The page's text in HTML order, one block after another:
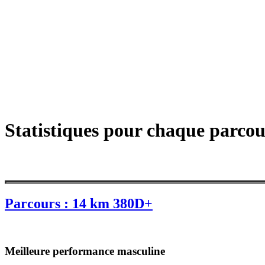
Statistiques pour chaque
Parcours : 14 km 380D+
Meilleure performance masculine